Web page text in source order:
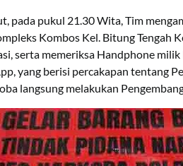
pada pukul 21.30 Wita, Tim
Kombos Kel. Bitung Tengah
serta memeriksa Handphone
yang berisi percakapan tentang
langsung melakukan